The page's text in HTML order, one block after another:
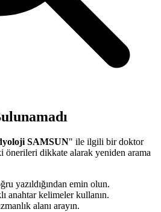
SAMSUN" ile ilgili bir doktor
önerileri dikkate alarak yeniden arama
yazıldığından emin olun.
anahtar kelimeler kullanın.
alanı arayın.